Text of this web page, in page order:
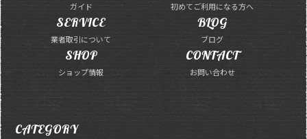
ガイド 初めてご利用になる方へ
SERVICE
業者取引について
BLOG
ブログ
SHOP
ショップ情報
CONTACT
お問い合わせ
CATEGORY